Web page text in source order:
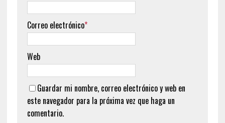
Correo electrónico*
Web
Guardar mi nombre, correo electrónico y web en
este navegador para la próxima vez que haga un
comentario.